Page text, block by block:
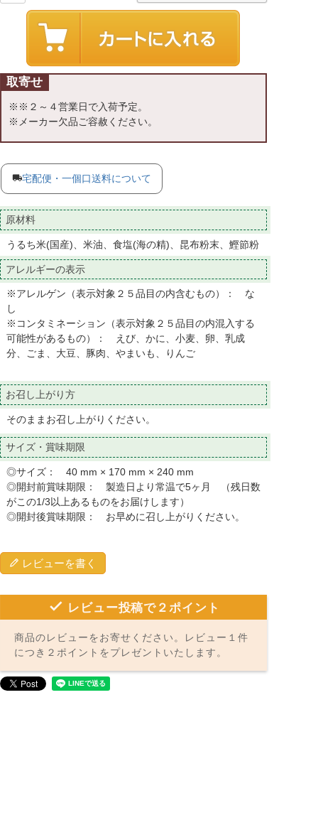
取寄せ
※※２～４営業日で入荷予定。
※メーカー欠品ご容赦ください。
宅配便・一個口送料について
原材料
うるち米(国産)、米油、食塩(海の精)、昆布粉末、鰹節粉
アレルギーの表示
※アレルゲン（表示対象２５品目の内含むもの）： な
し
※コンタミネーション（表示対象２５品目の内混入する
可能性があるもの）： えび、かに、小麦、卵、乳成
分、ごま、大豆、豚肉、やまいも、りんご
お召し上がり方
そのままお召し上がりください。
サイズ・賞味期限
◎サイズ： 40 mm × 170 mm × 240 mm
◎開封前賞味期限： 製造日より常温で5ヶ月 （残日数
がこの1/3以上あるものをお届けします）
◎開封後賞味期限： お早めに召し上がりください。
レビューを書く
レビュー投稿で２ポイント
商品のレビューをお寄せください。レビュー１件
につき２ポイントをプレゼントいたします。